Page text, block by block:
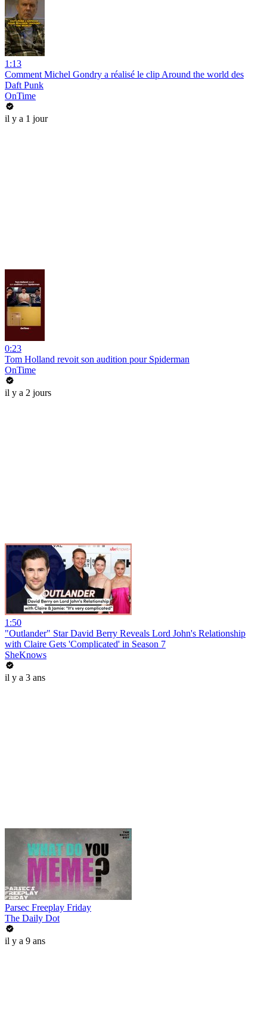
1:13
Comment Michel Gondry a réalisé le clip Around the world des
Daft Punk
OnTime
il y a 1 jour
0:23
Tom Holland revoit son audition pour Spiderman
OnTime
il y a 2 jours
1:50
"Outlander" Star David Berry Reveals Lord John's Relationship
with Claire Gets 'Complicated' in Season 7
SheKnows
il y a 3 ans
Parsec Freeplay Friday
The Daily Dot
il y a 9 ans